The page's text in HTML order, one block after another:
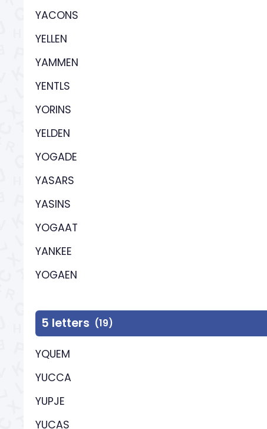
YACONS
YELLEN
YAMMEN
YENTLS
YORINS
YELDEN
YOGADE
YASARS
YASINS
YOGAAT
YANKEE
YOGAEN
5 letters (19)
YQUEM
YUCCA
YUPJE
YUCAS